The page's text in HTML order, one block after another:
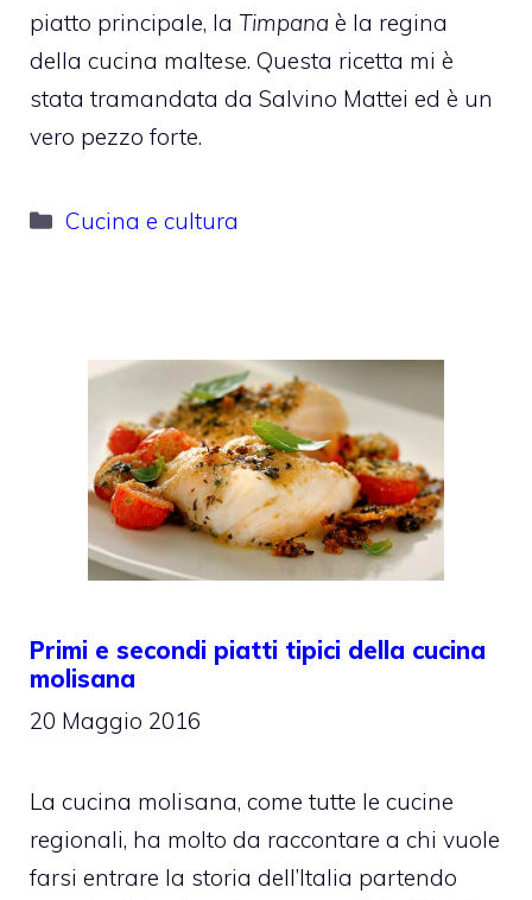
piatto principale, la Timpana è la regina
della cucina maltese. Questa ricetta mi è
stata tramandata da Salvino Mattei ed è un
vero pezzo forte.
Categorie
Cucina e cultura
Primi e secondi piatti tipici della cucina
molisana
20 Maggio 2016
La cucina molisana, come tutte le cucine
regionali, ha molto da raccontare a chi vuole
farsi entrare la storia dell’Italia partendo